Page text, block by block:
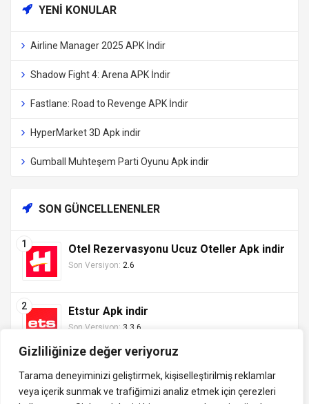
Gizliliğinize değer veriyoruz
Tarama deneyiminizi geliştirmek, kişiselleştirilmiş reklamlar
veya içerik sunmak ve trafiğimizi analiz etmek için çerezleri
YENI KONULAR
Airline Manager 2025 APK İndir
Shadow Fight 4: Arena APK İndir
Fastlane: Road to Revenge APK İndir
HyperMarket 3D Apk indir
Gumball Muhteşem Parti Oyunu Apk indir
SON GÜNCELLENENLER
Otel Rezervasyonu Ucuz Oteller Apk indir
Son Versiyon: 2.6
Etstur Apk indir
Son Versiyon: 3.3.6